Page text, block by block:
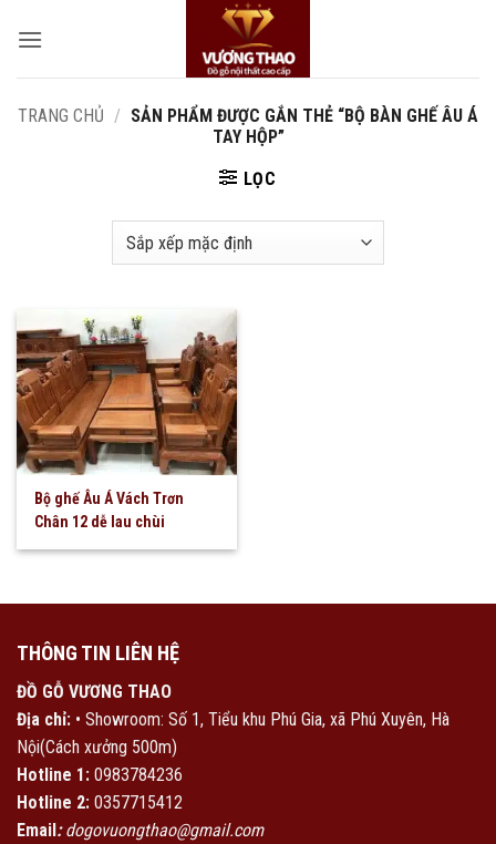
qua
TRANG CHỦ / SẢN PHẨM ĐƯỢC GẮN THẺ “BỘ BÀN GHẾ ÂU Á
TAY HỘP”
LỌC
Bộ ghế Âu Á Vách Trơn
Chân 12 dễ lau chùi
THÔNG TIN LIÊN HỆ
ĐỒ GỖ VƯƠNG THAO
Địa chỉ: • Showroom: Số 1, Tiểu khu Phú Gia, xã Phú Xuyên, Hà
Nội(Cách xưởng 500m)
Hotline 1: 0983784236
Hotline 2: 0357715412
Email :dogovuongthao@gmail.com